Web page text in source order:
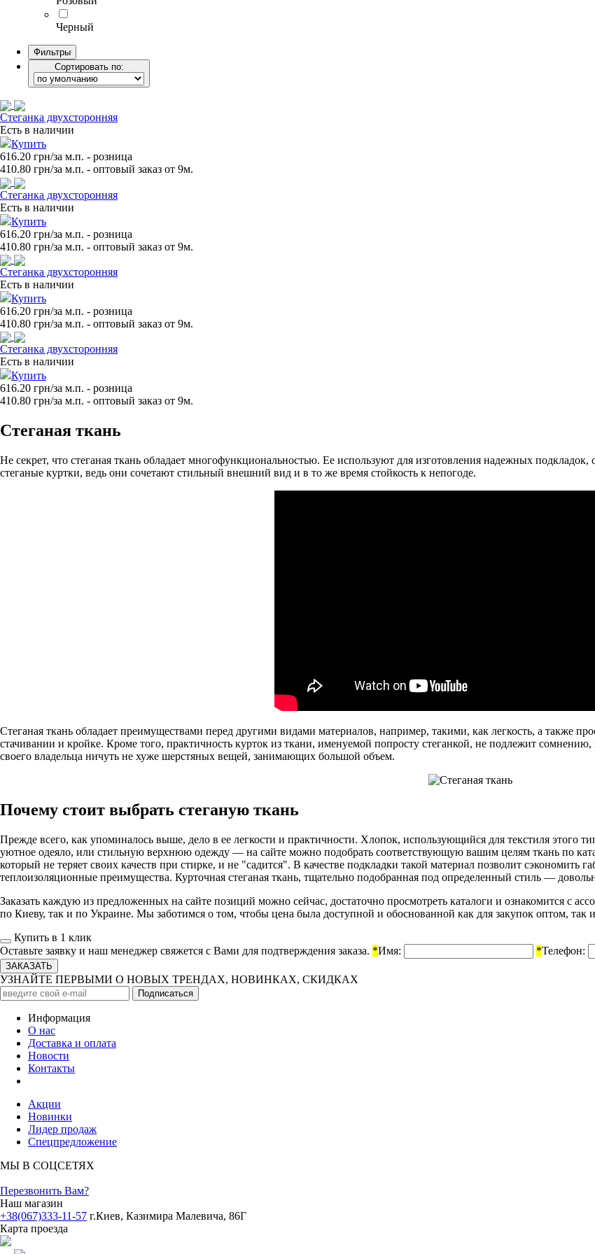
Черный
Фильтры
Сортировать по:
Стеганка двухсторонняя
Есть в наличии
Купить
616.20 грн/за м.п. - розница
410.80 грн/за м.п. - оптовый заказ от 9м.
Стеганка двухсторонняя
Есть в наличии
Купить
616.20 грн/за м.п. - розница
410.80 грн/за м.п. - оптовый заказ от 9м.
Стеганка двухсторонняя
Есть в наличии
Купить
616.20 грн/за м.п. - розница
410.80 грн/за м.п. - оптовый заказ от 9м.
Стеганка двухсторонняя
Есть в наличии
Купить
616.20 грн/за м.п. - розница
410.80 грн/за м.п. - оптовый заказ от 9м.
Стеганая ткань
Не секрет, что стеганая ткань обладает многофункциональностью. Ее используют для изготовления надежных
стеганые куртки, ведь они сочетают стильный внешний вид и в то же время стойкость к непогоде.
Стеганая ткань обладает преимуществами перед другими видами материалов, например, такими, как легкость, а также
стачивании и кройке. Кроме того, практичность курток из ткани, именуемой попросту стеганкой, не подлежит сомнению,
своего владельца ничуть не хуже шерстяных вещей, занимающих большой объем.
Почему стоит выбрать стеганую ткань
Прежде всего, как упоминалось выше, дело в ее легкости и практичности. Хлопок, использующийся для текстиля этого
уютное одеяло, или стильную верхнюю одежду — на сайте можно подобрать соответствующую вашим целям ткань по
который не теряет своих качеств при стирке, и не "садится". В качестве подкладки такой материал позволит сэкономить
теплоизоляционные преимущества. Курточная стеганая ткань, тщательно подобранная под определенный стиль —
Заказать каждую из предложенных на сайте позиций можно сейчас, достаточно просмотреть каталоги и ознакомится с
по Киеву, так и по Украине. Мы заботимся о том, чтобы цена была доступной и обоснованной как для закупок оптом, так
Купить в 1 клик
Оставьте заявку и наш менеджер свяжется с Вами для подтверждения заказа. *Имя: *Телефон:
УЗНАЙТЕ ПЕРВЫМИ О НОВЫХ ТРЕНДАХ, НОВИНКАХ, СКИДКАХ
Информация
О нас
Доставка и оплата
Новости
Контакты
Акции
Новинки
Лидер продаж
Спецпредложение
МЫ В СОЦСЕТЯХ
Перезвонить Вам?
Наш магазин
+38(067)333-11-57 г.Киев, Казимира Малевича, 86Г
Карта проезда